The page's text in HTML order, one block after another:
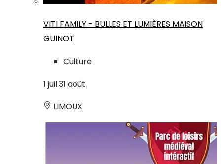
VITI FAMILY - BULLES ET LUMIÈRES MAISON
GUINOT
Culture
1 juil.31 août
LIMOUX